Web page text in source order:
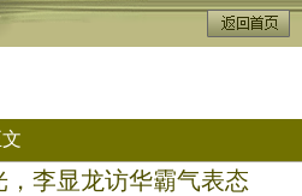
李显龙访华霸气表态